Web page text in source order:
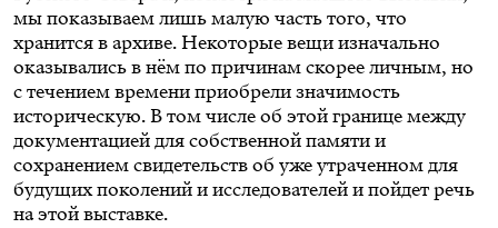
мы показываем лишь малую часть того, что
хранится в архиве. Некоторые вещи изначально
оказывались в нём по причинам скорее личным, но
с течением времени приобрели значимость
историческую. В том числе об этой границе между
документацией для собственной памяти и
сохранением свидетельств об уже утраченном для
будущих поколений и исследователей и пойдет речь
на этой выставке.